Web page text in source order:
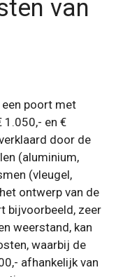
van
poort met
en €
door de
(aluminium,
(vleugel,
ontwerp van de
bijvoorbeeld, zeer
weerstand, kan
waarbij de
afhankelijk van